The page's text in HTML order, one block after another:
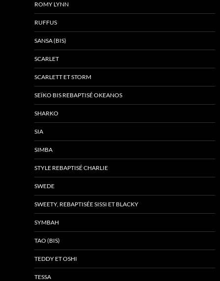
ROMY LYNN
RUFFUS
SANSA (BIS)
SCARLET
SCARLETT ET STORM
SEÏKO BIS REBAPTISÉ OKEANOS
SHARKO
SIA
SIMBA
STYLE REBAPTISÉ CHARLIE
SWEDE
SWEETY, REBAPTISÉE SISSI ET BLACKY
SYMBAH
TAO (BIS)
TEDDY ET OSHI
TESSA